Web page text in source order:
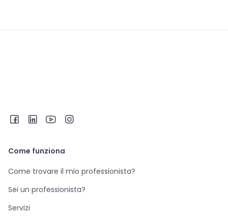
Come funziona
Come trovare il mio professionista?
Sei un professionista?
Servizi